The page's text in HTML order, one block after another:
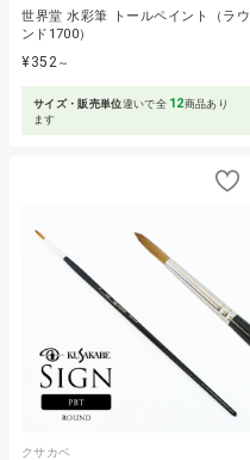
世界堂 水彩筆 トールペイント（ラウ
ンド1700）
¥352 ～
サイズ・販売単位違いで全 12商品あり
ます
クサカベ